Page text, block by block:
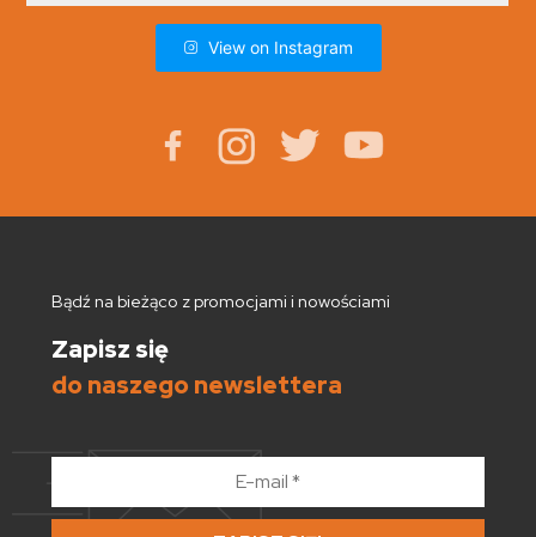
View on Instagram
Bądź na bieżąco z promocjami i nowościami
Zapisz się
do naszego newslettera
*